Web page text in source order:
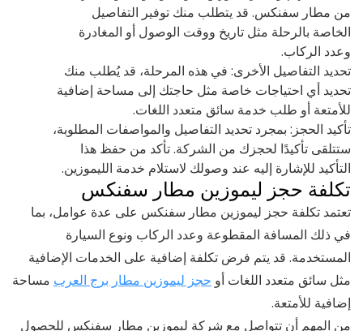
من مطار سفنكس. قد يتطلب منك توفير التفاصيل
الخاصة بالرحلة مثل تاريخ ووقت الوصول أو المغادرة
وعدد الركاب.
تحديد التفاصيل الأخرى: في هذه المرحلة، قد يُطلب منك
تحديد أي احتياجات خاصة مثل حاجتك إلى مساحة إضافية
للأمتعة أو طلب خدمة سائق متعدد اللغات.
تأكيد الحجز: بمجرد تحديد التفاصيل والمواصفات المطلوبة،
ستتلقى تأكيدًا لحجزك من الشركة. تأكد من حفظ هذا
التأكيد للإشارة إليه عند وصولك لاستلام خدمة الليموزين.
تكلفة حجز ليموزين مطار سفنكس
تعتمد تكلفة حجز ليموزين مطار سفنكس على عدة عوامل، بما
في ذلك المسافة المقطوعة وعدد الركاب ونوع السيارة
المستخدمة. قد يتم فرض تكلفة إضافية على الخدمات الإضافية
مثل سائق متعدد اللغات أو حجز ليموزين مطار برج العرب مساحة
إضافية للأمتعة.
من المهم أن تتواصل مع شركة ليموزين مطار سفنكس للحصول